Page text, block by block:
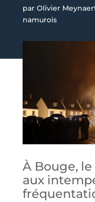
par Olivier
namurois
À Bouge,
aux